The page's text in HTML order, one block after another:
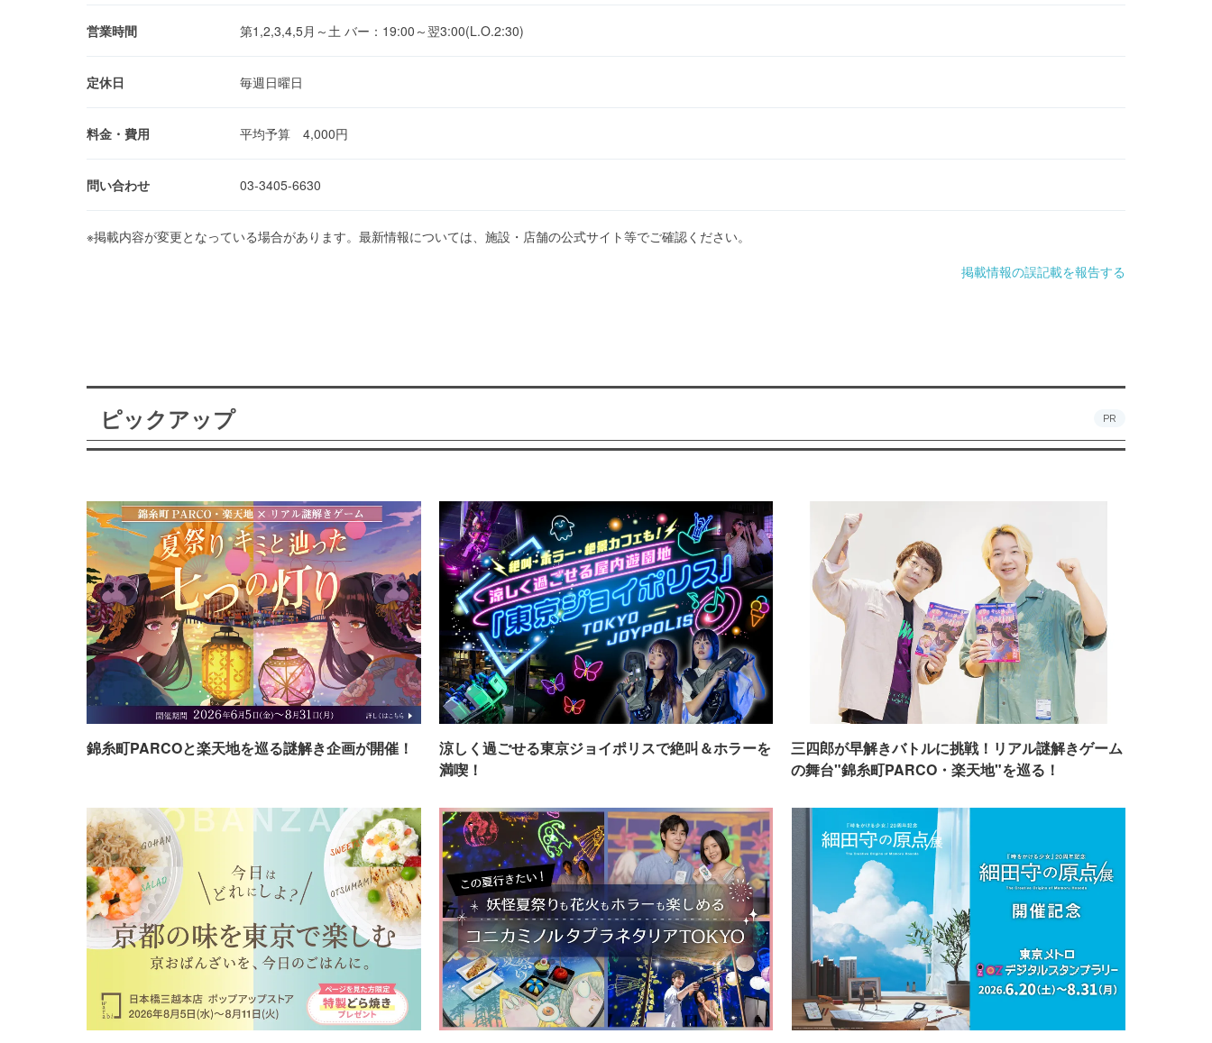
営業時間 第1,2,3,4,5月～土 バー：19:00～翌3:00(L.O.2:30)
定休日 毎週日曜日
料金・費用 平均予算 4,000円
問い合わせ 03-3405-6630
※掲載内容が変更となっている場合があります。最新情報については、施設・店舗の公式サイト等でご確認ください。
掲載情報の誤記載を報告する
ピックアップ PR
錦糸町PARCOと楽天地を巡る謎解き企画が開催！
涼しく過ごせる東京ジョイポリスで絶叫＆ホラーを
満喫！
三四郎が早解きバトルに挑戦！リアル謎解きゲーム
の舞台"錦糸町PARCO・楽天地"を巡る！